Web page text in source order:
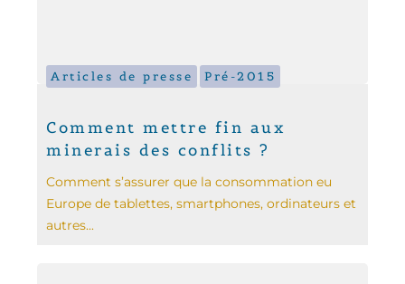
Articles de presse Pré-2015
Comment mettre fin aux
minerais des conflits ?
Comment s’assurer que la consommation eu
Europe de tablettes, smartphones, ordinateurs et
autres...